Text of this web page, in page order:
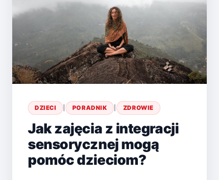
DZIECI PORADNIK ZDROWIE
Jak zajęcia z integracji
sensorycznej mogą
pomóc dzieciom?